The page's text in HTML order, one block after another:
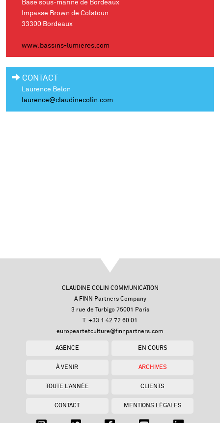
Base sous-marine de Bordeaux
Impasse Brown de Colstoun
33300 Bordeaux
www.bassins-lumieres.com
CONTACT
Laurence Belon
laurence@claudinecolin.com
CLAUDINE COLIN COMMUNICATION
A FINN Partners Company
3 rue de Turbigo 75001 Paris
T. +33 1 42 72 60 01
europeartetculture@finnpartners.com
AGENCE EN COURS
À VENIR ARCHIVES
TOUTE L'ANNÉE CLIENTS
CONTACT MENTIONS LÉGALES